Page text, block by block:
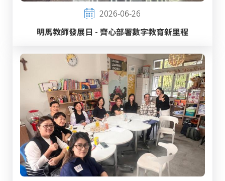
2026-06-26
明馬教師發展日 - 齊心部署數字教育新里程